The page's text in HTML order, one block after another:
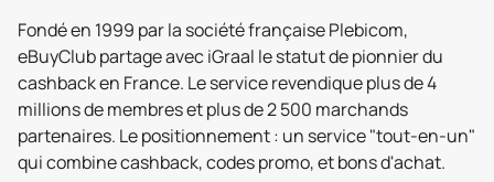
Fondé en 1999 par la société française Plebicom,
eBuyClub partage avec iGraal le statut de pionnier du
cashback en France. Le service revendique plus de 4
millions de membres et plus de 2 500 marchands
partenaires. Le positionnement : un service "tout-en-un"
qui combine cashback, codes promo, et bons d'achat.